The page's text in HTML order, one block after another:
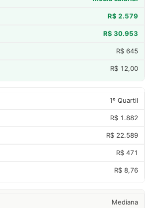
R$ 2.579
R$ 30.953
R$ 645
R$ 12,00
1º Quartil
R$ 1.882
R$ 22.589
R$ 471
R$ 8,76
Mediana